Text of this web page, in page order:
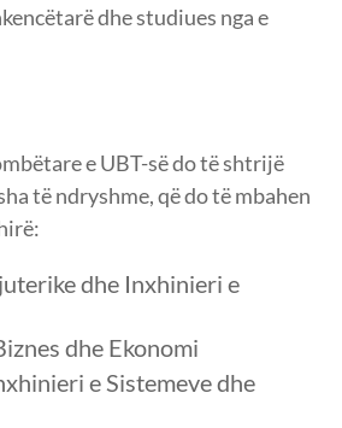
dhe studiues nga e
e UBT-së do të shtrijë
të ndryshme, që do të mbahen
dhe Inxhinieri e
dhe Ekonomi
e Sistemeve dhe